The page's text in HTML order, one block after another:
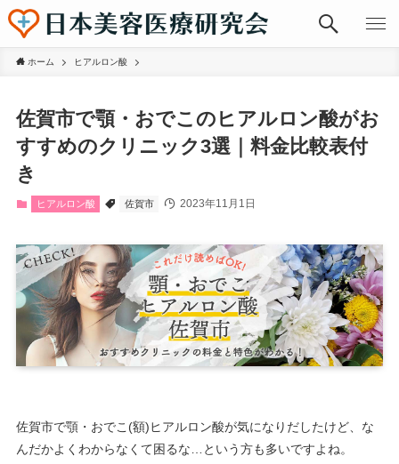
ホーム ヒアルロン酸
佐賀市で顎・おでこのヒアルロン酸がお
すすめのクリニック3選｜料金比較表付
き
ヒアルロン酸 佐賀市 2023年11月1日
佐賀市で顎・おでこ(額)ヒアルロン酸が気になりだしたけど、な
んだかよくわからなくて困るな…という方も多いですよね。